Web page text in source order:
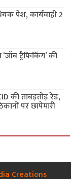
पेश, कार्यवाही 2
ट्रैफिकिंग’ की
की ताबड़तोड़ रेड,
पर छापेमारी
Creations